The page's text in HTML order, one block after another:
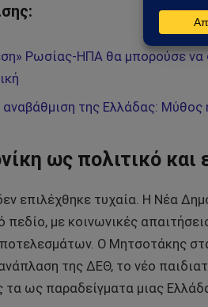
Ρωσίας-ΗΠΑ θα μπορούσε να
αναβάθμιση της Ελλάδας:
ως πολιτικό και
επιλέχθηκε τυχαία. Η Νέα
πεδίο, με κοινωνικές
Ο Μητσοτάκης
της ΔΕΘ, το νέο
τα ως παραδείγματα μιας